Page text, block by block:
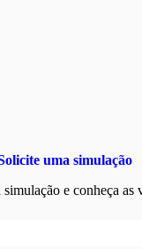
uma simulação
e conheça as